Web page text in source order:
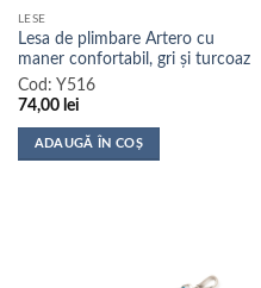
produsului.
LESE
Lesa de plimbare Artero cu
maner confortabil, gri și turcoaz
Cod: Y516
74,00 lei
ADAUGĂ ÎN COȘ